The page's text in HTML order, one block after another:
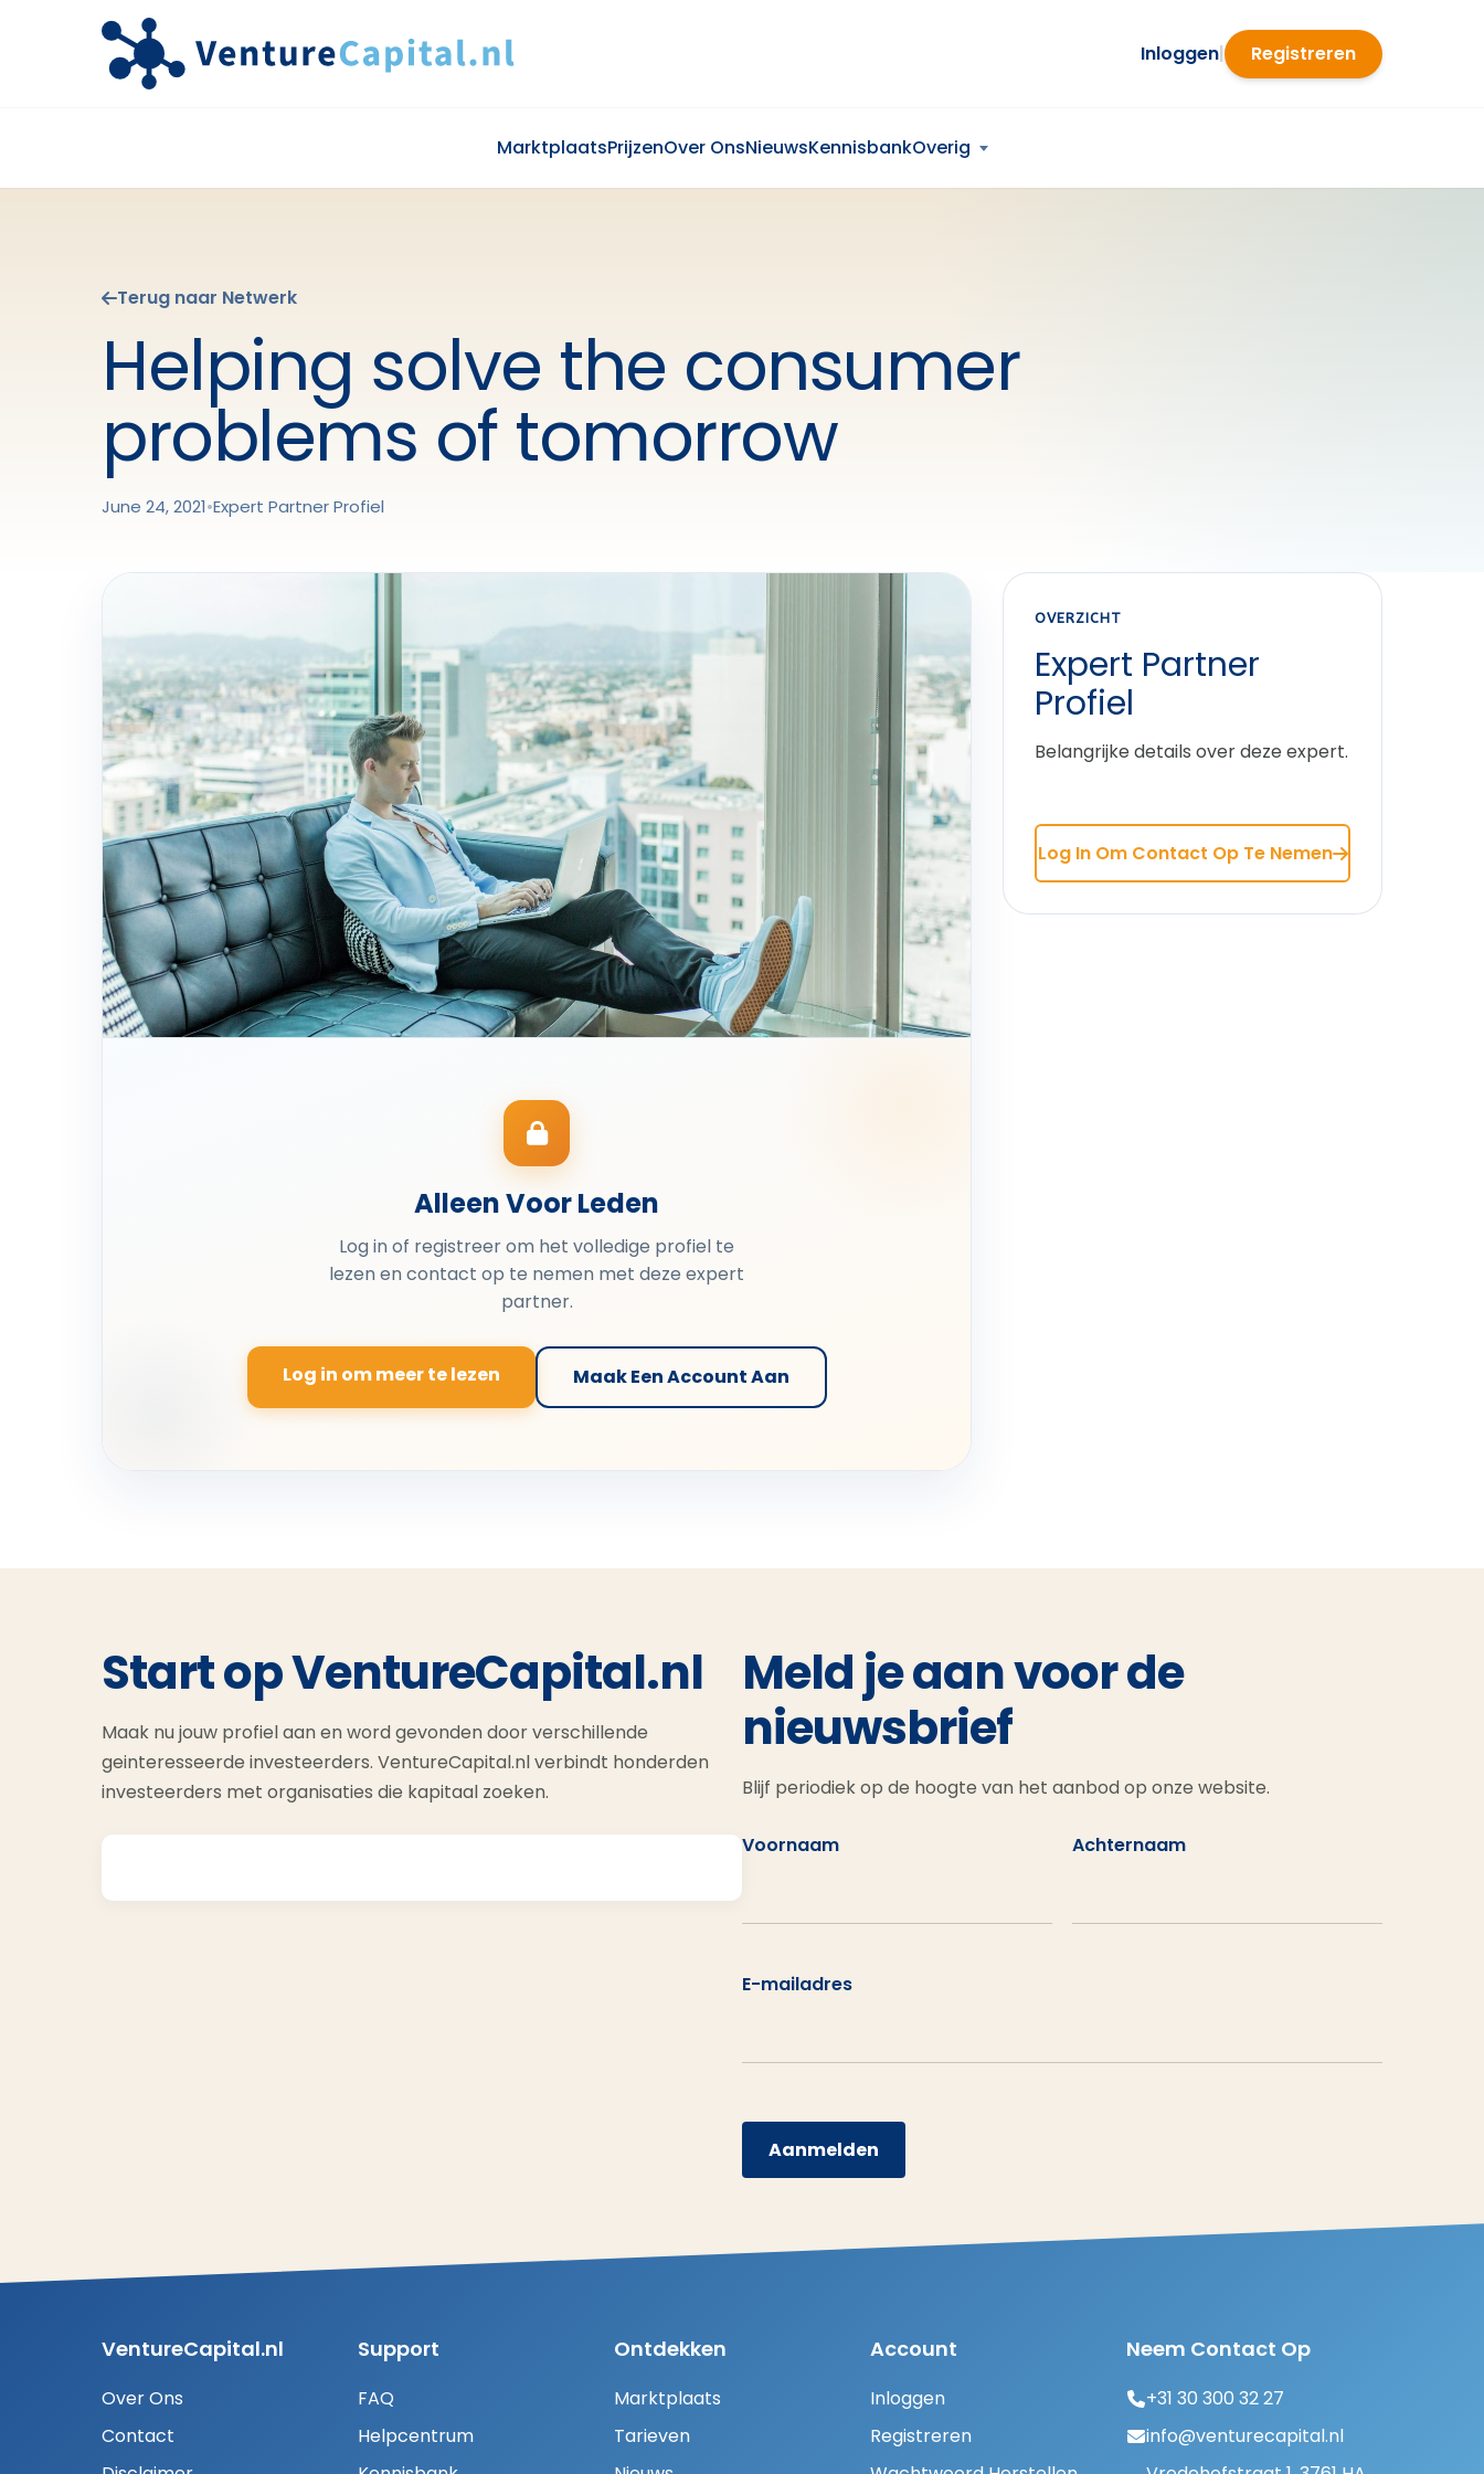
Inloggen| Registreren
MarktplaatsPrijzenOver OnsNieuwsKennisbankOverig
Terug naar Netwerk
Helping solve the consumer
problems of tomorrow
June 24, 2021•Expert Partner Profiel
Alleen Voor Leden
Log in of registreer om het volledige profiel te
lezen en contact op te nemen met deze expert
partner.
Log in om meer te lezen Maak Een Account Aan
OVERZICHT
Expert Partner
Profiel
Belangrijke details over deze expert.
Log In Om Contact Op Te Nemen
Start op VentureCapital.nl
Maak nu jouw profiel aan en word gevonden door verschillende
geinteresseerde investeerders. VentureCapital.nl verbindt honderden
investeerders met organisaties die kapitaal zoeken.
Meld je aan voor de
nieuwsbrief
Blijf periodiek op de hoogte van het aanbod op onze website.
Voornaam Achternaam
E-mailadres
Aanmelden
VentureCapital.nl
Over Ons
Contact
Support
FAQ
Helpcentrum
Ontdekken
Marktplaats
Tarieven
Account
Inloggen
Registreren
Neem Contact Op
+31 30 300 32 27
info@venturecapital.nl